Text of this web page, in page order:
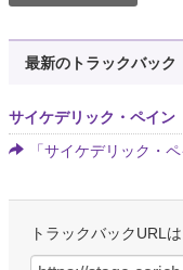
最新のトラックバック
サイケデリック・ペイン
「サイケデリック・
トラックバックURL